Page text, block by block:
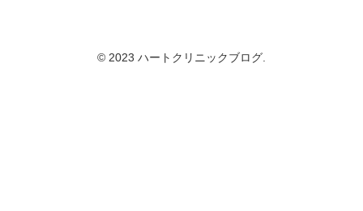
© 2023 ハートクリニックブログ.